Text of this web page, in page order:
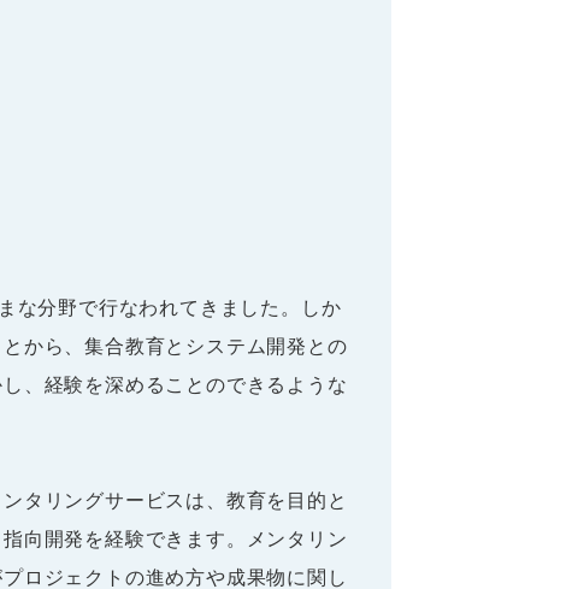
な分野で行なわれてきました。しか
から、集合教育とシステム開発との
、経験を深めることのできるような
タリングサービスは、教育を目的と
向開発を経験できます。メンタリン
ロジェクトの進め方や成果物に関し